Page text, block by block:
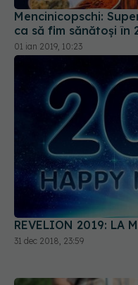
Mencinicopschi:
ca să fim sănătoși în
01 ian 2019, 10:23
REVELION 2019: LA
31 dec 2018, 23:59